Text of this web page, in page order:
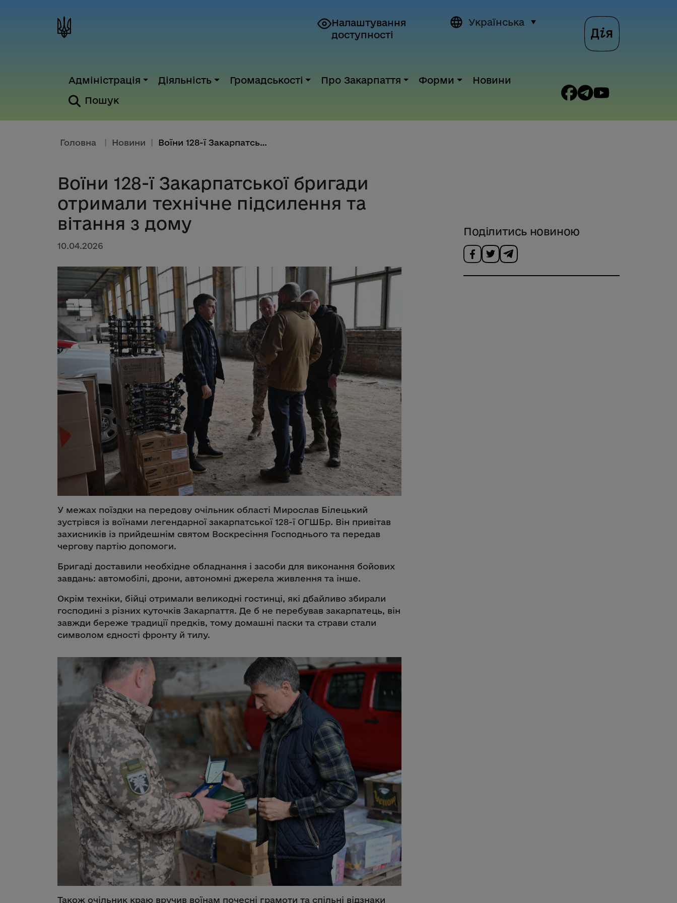
Налаштування
доступності
Українська
Адміністрація Діяльність Громадськості Про Закарпаття Форми
Новини
Пошук
Головна Новини Воїни 128-ї Закарпатської бриг...
Воїни 128-ї Закарпатської бригади
отримали технічне підсилення та
вітання з дому
10.04.2026
У межах поїздки на передову очільник області Мирослав Білецький
зустрівся із воїнами легендарної закарпатської 128-ї ОГШБр. Він привітав
захисників із прийдешнім святом Воскресіння Господнього та передав
чергову партію допомоги.
Бригаді доставили необхідне обладнання і засоби для виконання бойових
завдань: автомобілі, дрони, автономні джерела живлення та інше.
Окрім техніки, бійці отримали великодні гостинці, які дбайливо збирали
господині з різних куточків Закарпаття. Де б не перебував закарпатець, він
завжди береже традиції предків, тому домашні паски та страви стали
символом єдності фронту й тилу.
Також очільник краю вручив воїнам почесні грамоти та спільні відзнаки
Поділитись новиною